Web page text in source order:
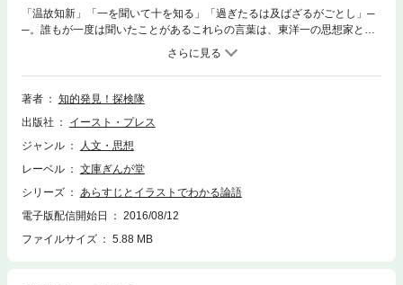
「温故知新」「一を聞いて十を知る」「過ぎたるは及ばざるがごとし」─
─。誰もが一度は聞いたことがあるこれらの言葉は、東洋一の思想家とし
て名高い孔子とその弟子との問答をまとめた『論語』由来のものである。
2500年以上の時を経ても色あせることなく多くの人に読まれ続ける古典
「論語」から、仕事や生活に役立つ智恵、ぜひ知っておきたい言葉、人生
を豊かにする生き方のヒントなどを、あらすじとイラストで紹介する。
著者
知的発見！探検隊
出版社
イースト・プレス
ジャンル
人文・思想
レーベル
文庫ぎんが堂
シリーズ
あらすじとイラストでわかる論語
電子版配信開始日
2016/08/12
ファイルサイズ
5.88 MB